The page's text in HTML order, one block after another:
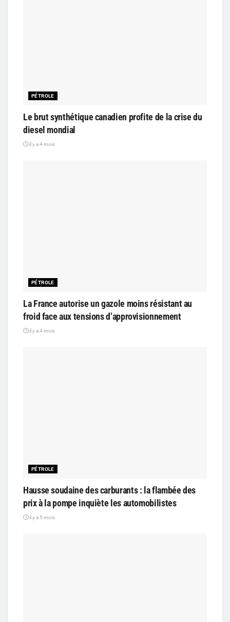
PÉTROLE
Le brut synthétique canadien profite de la crise du
diesel mondial
il y a 4 mois
PÉTROLE
La France autorise un gazole moins résistant au
froid face aux tensions d’approvisionnement
il y a 4 mois
PÉTROLE
Hausse soudaine des carburants : la flambée des
prix à la pompe inquiète les automobilistes
il y a 5 mois